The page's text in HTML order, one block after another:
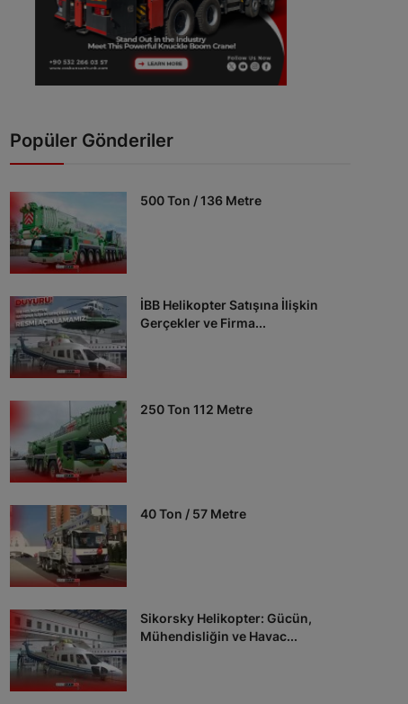
Popüler Gönderiler
500 Ton / 136 Metre
İBB Helikopter Satışına İlişkin
Gerçekler ve Firma...
250 Ton 112 Metre
40 Ton / 57 Metre
Sikorsky Helikopter: Gücün,
Mühendisliğin ve Havac...